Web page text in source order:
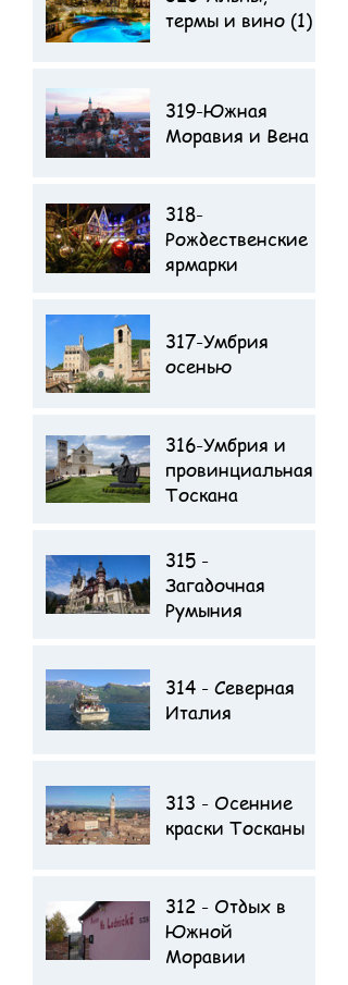
термы и вино (1)
319-Южная
Моравия и Вена
318-
Рождественские
ярмарки
317-Умбрия
осенью
316-Умбрия и
провинциальная
Тоскана
315 -
Загадочная
Румыния
314 - Северная
Италия
313 - Осенние
краски Тосканы
312 - Отдых в
Южной
Моравии